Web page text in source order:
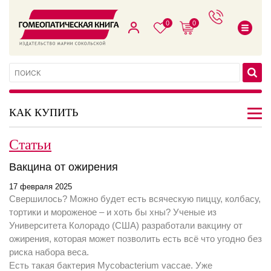
0 0
КАК КУПИТЬ
Статьи
Вакцина от ожирения
17 февраля 2025
Свершилось? Можно будет есть всяческую пиццу, колбасу,
тортики и мороженое – и хоть бы хны? Ученые из
Университета Колорадо (США) разработали вакцину от
ожирения, которая может позволить есть всё что угодно без
риска набора веса.
Есть такая бактерия Mycobacterium vaccae. Уже